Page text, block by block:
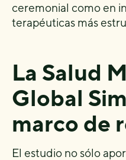
ceremonial como en
terapéuticas más
La Salud
Global
marco de
El estudio no sólo